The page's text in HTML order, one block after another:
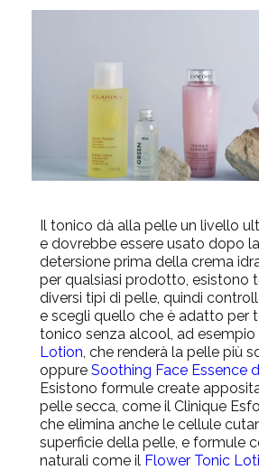
Il tonico dà alla pelle un livello
e dovrebbe essere usato dopo
detersione prima della crema
per qualsiasi prodotto, esistono
diversi tipi di pelle, quindi
e scegli quello che è adatto per
tonico senza alcool, ad esempio
Lotion , che renderà la pelle più
oppure Soothing Face Essence
Esistono formule create
pelle secca, come il Clinique
che elimina anche le cellule
superficie della pelle, e formule
naturali come il Flower Tonic